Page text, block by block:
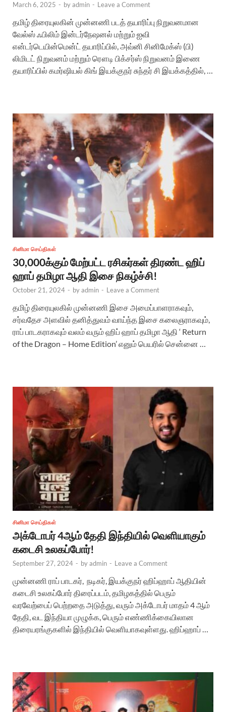
March 6, 2025 - byadmin - Leave a Comment
தமிழ் திரையுலகின் முன்னணி படத் தயாரிப்பு நிறுவனமான
வேல்ஸ் ஃபிலிம் இன்டர்நேஷனல் மற்றும் ஐவி
என்டர்டெயின்மென்ட் தயாரிப்பில், அவ்னி சினிமேக்ஸ் (பி)
லிமிடட் நிறுவனம் மற்றும் ரௌடி பிக்சர்ஸ் நிறுவனம் இணை
தயாரிப்பில் கமர்ஷியல் கிங் இயக்குநர் சுந்தர் சி இயக்கத்தில், …
சினிமா செய்திகள்
30,000க்கும் மேற்பட்ட ரசிகர்கள் திரண்ட ஹிப்
ஹாப் தமிழா ஆதி இசை நிகழ்ச்சி!
October 21, 2024 - byadmin - Leave a Comment
தமிழ் திரையுலகில் முன்னணி இசை அமைப்பாளராகவும்,
சர்வதேச அளவில் தனித்துவம் வாய்ந்த இசை கலைஞராகவும்,
ராப் பாடகராகவும் வலம் வரும் ஹிப் ஹாப் தமிழா ஆதி ‘ Return
of the Dragon – Home Edition’ எனும் பெயரில் சென்னை …
சினிமா செய்திகள்
அக்டோபர் 4ஆம் தேதி இந்தியில் வெளியாகும்
கடைசி உலகப்போர்!
September 27, 2024 - byadmin - Leave a Comment
முன்னணி ராப் பாடகர், நடிகர், இயக்குநர் ஹிப்ஹாப் ஆதியின்
கடைசி உலகப்போர் திரைப்படம், தமிழகத்தில் பெரும்
வரவேற்பைப் பெற்றதை அடுத்து, வரும் அக்டோபர் மாதம் 4 ஆம்
தேதி, வட இந்தியா முழுக்க, பெரும் எண்ணிக்கையிலான
திரையரங்குகளில் இந்தியில் வெளியாகவுள்ளது. ஹிப்ஹாப் …